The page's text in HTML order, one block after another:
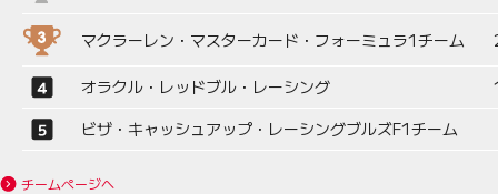
マクラーレン・マスターカード・フォーミュラ1チーム
オラクル・レッドブル・レーシング
ビザ・キャッシュアップ・レーシングブルズF1チーム
チームページへ